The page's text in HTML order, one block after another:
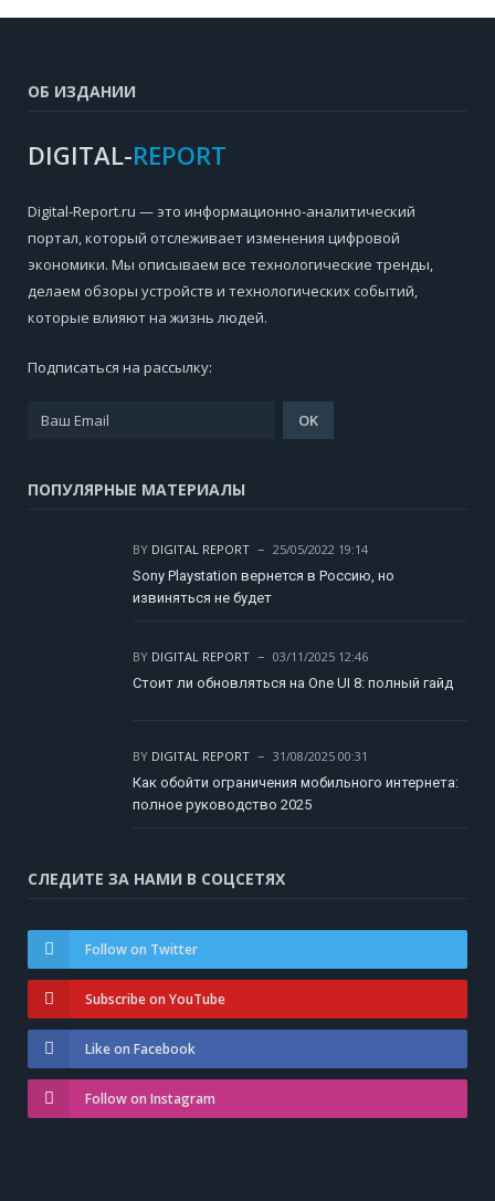
ОБ ИЗДАНИИ
DIGITAL-REPORT
Digital-Report.ru — это информационно-аналитический
портал, который отслеживает изменения цифровой
экономики. Мы описываем все технологические тренды,
делаем обзоры устройств и технологических событий,
которые влияют на жизнь людей.
Подписаться на рассылку:
ПОПУЛЯРНЫЕ МАТЕРИАЛЫ
BY DIGITAL REPORT
25/05/2022 19:14
Sony Playstation вернется в Россию, но
извиняться не будет
BY DIGITAL REPORT
03/11/2025 12:46
Стоит ли обновляться на One UI 8: полный гайд
BY DIGITAL REPORT
31/08/2025 00:31
Как обойти ограничения мобильного интернета:
полное руководство 2025
СЛЕДИТЕ ЗА НАМИ В СОЦСЕТЯХ
Follow on Twitter
Subscribe on YouTube
Like on Facebook
Follow on Instagram